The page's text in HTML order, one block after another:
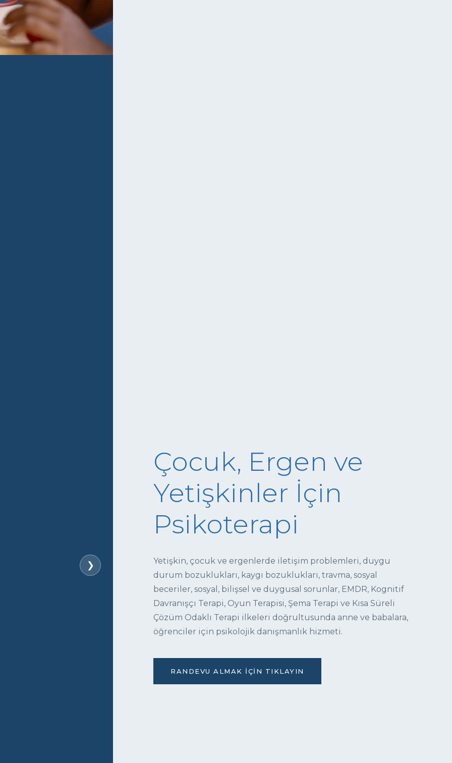
❯
Çocuk, Ergen ve
Yetişkinler İçin
Psikoterapi
Yetişkin, çocuk ve ergenlerde iletişim problemleri, duygu
durum bozuklukları, kaygı bozuklukları, travma, sosyal
beceriler, sosyal, bilişsel ve duygusal sorunlar, EMDR, Kognitif
Davranışçı Terapi, Oyun Terapisi, Şema Terapi ve Kısa Süreli
Çözüm Odaklı Terapi ilkeleri doğrultusunda anne ve babalara,
öğrenciler için psikolojik danışmanlık hizmeti.
RANDEVU ALMAK İÇIN TIKLAYIN